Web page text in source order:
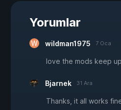
Yorumlar
wildman1975 7 Oca
love the mods keep
Bjarnek 31 Ara
Thanks, it all works